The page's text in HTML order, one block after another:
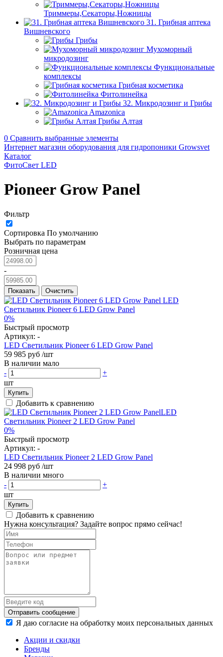
Триммеры,Секаторы,Ножницы
31. Грибная аптека
Вишневского
Грибы
Мухоморный
микродозинг
Функциональные
комплексы
Грибная косметика
Фитолинейка
32. Микродозинг и Грибы
Amazonica
Грибы Алтая
0 Сравнить выбранные элементы
Интернет магазин оборудования для гидропоники Growsvet
Каталог
ФитоСвет LED
Pioneer Grow Panel
Фильтр
Сортировка По умолчанию
Выбрать по параметрам
Розничная цена
-
Показать Очистить
0%
Быстрый просмотр
Артикул: -
LED Светильник Pioneer 6 LED Grow Panel
59 985 руб /шт
В наличии мало
-
+
шт
Купить
Добавить к сравнению
0%
Быстрый просмотр
Артикул: -
LED Светильник Pioneer 2 LED Grow Panel
24 998 руб /шт
В наличии много
-
+
шт
Купить
Добавить к сравнению
Нужна консультация? Задайте вопрос прямо сейчас!
Отправить сообщение
Я даю согласие на обработку моих персональных данных
Акции и скидки
Бренды